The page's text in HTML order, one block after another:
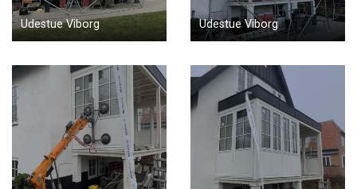
Udestue Viborg Udestue Viborg